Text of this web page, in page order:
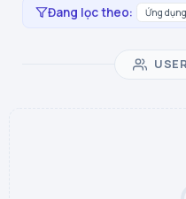
Đang lọc theo: Ứng dụng